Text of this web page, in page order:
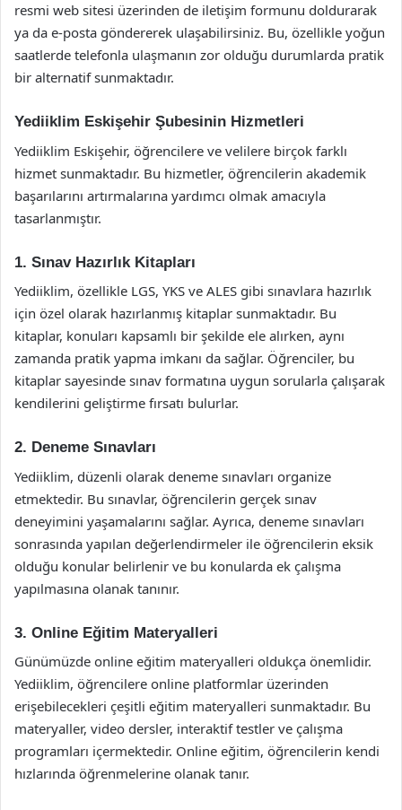
resmi web sitesi üzerinden de iletişim formunu doldurarak
ya da e-posta göndererek ulaşabilirsiniz. Bu, özellikle yoğun
saatlerde telefonla ulaşmanın zor olduğu durumlarda pratik
bir alternatif sunmaktadır.
Yediiklim Eskişehir Şubesinin Hizmetleri
Yediiklim Eskişehir, öğrencilere ve velilere birçok farklı
hizmet sunmaktadır. Bu hizmetler, öğrencilerin akademik
başarılarını artırmalarına yardımcı olmak amacıyla
tasarlanmıştır.
1. Sınav Hazırlık Kitapları
Yediiklim, özellikle LGS, YKS ve ALES gibi sınavlara hazırlık
için özel olarak hazırlanmış kitaplar sunmaktadır. Bu
kitaplar, konuları kapsamlı bir şekilde ele alırken, aynı
zamanda pratik yapma imkanı da sağlar. Öğrenciler, bu
kitaplar sayesinde sınav formatına uygun sorularla çalışarak
kendilerini geliştirme fırsatı bulurlar.
2. Deneme Sınavları
Yediiklim, düzenli olarak deneme sınavları organize
etmektedir. Bu sınavlar, öğrencilerin gerçek sınav
deneyimini yaşamalarını sağlar. Ayrıca, deneme sınavları
sonrasında yapılan değerlendirmeler ile öğrencilerin eksik
olduğu konular belirlenir ve bu konularda ek çalışma
yapılmasına olanak tanınır.
3. Online Eğitim Materyalleri
Günümüzde online eğitim materyalleri oldukça önemlidir.
Yediiklim, öğrencilere online platformlar üzerinden
erişebilecekleri çeşitli eğitim materyalleri sunmaktadır. Bu
materyaller, video dersler, interaktif testler ve çalışma
programları içermektedir. Online eğitim, öğrencilerin kendi
hızlarında öğrenmelerine olanak tanır.